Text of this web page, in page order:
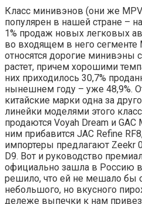
Класс минивэнов (они же
популярен в нашей стране –
1% продаж новых легковых
во входящем в него сегменте
относятся дорогие
растет, причем хорошими
них приходилось 30,7%
нынешнем году – уже 48,9%.
китайские марки одна за
линейки моделями этого
продаются Voyah Dream и
ним прибавится JAC Refine
импортеры предлагают Zeekr
D9. Вот и руководство
официально зашла в Россию в
решило, что ей не мешало бы
небольшого, но вкусного
дележе выпечки к нам